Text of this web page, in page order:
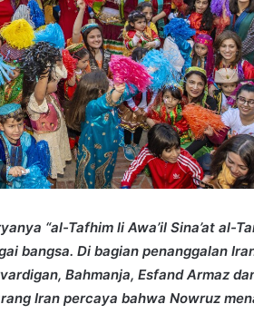
“al-Tafhim li Awa’il Sina’at al-
bangsa. Di bagian penanggalan
Bahmanja, Esfand Armaz
Iran percaya bahwa Nowruz